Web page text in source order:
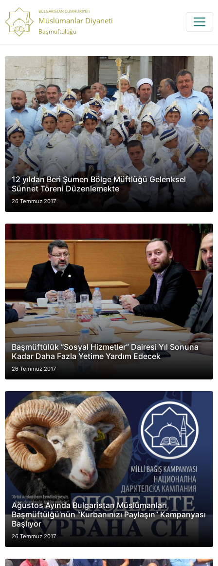
BULGARISTAN CUMHURIYETI
Müslümanlar Diyaneti
Başmüftülüğü
12 yıldan Beri Şumen Bölge Müftlüğü Gelenksel
Sünnet Töreni Düzenlemekte
26 Temmuz 2017
Başmüftülük “Sosyal Hizmetler” Dairesi Yıl Sonuna
Kadar Daha Fazla Yetime Yardım Edecek
26 Temmuz 2017
Ağustos Ayında Bulgaristan Müslümanları
Başmüftülğü’nün “Kurbanınızı Paylaşın” Kampanyası
Başlıyor
26 Temmuz 2017